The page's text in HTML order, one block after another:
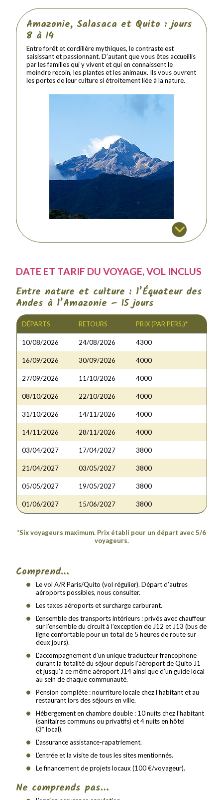
Amazonie, Salasaca et Quito : jours
8 à 14
Entre forêt et cordillère mythiques, le contraste est
saisissant et passionnant. D’autant que vous êtes accueillis
par les familles qui y vivent et qui en connaissent le
moindre recoin, les plantes et les animaux. Ils vous ouvrent
les portes de leur culture si étroitement liée à la nature.
DATE ET TARIF DU VOYAGE, VOL INCLUS
Entre nature et culture : l’Équateur des
Andes à l’Amazonie – 15 jours
DÉPARTS RETOURS PRIX (PAR PERS.)*
10/08/2026 24/08/2026 4300
16/09/2026 30/09/2026 4000
27/09/2026 11/10/2026 4000
08/10/2026 22/10/2026 4000
31/10/2026 14/11/2026 4000
14/11/2026 28/11/2026 4000
03/04/2027 17/04/2027 3800
21/04/2027 03/05/2027 3800
05/05/2027 19/05/2027 3800
01/06/2027 15/06/2027 3800
*Six voyageurs maximum. Prix établi pour un départ avec 5/6
voyageurs.
Comprend…
Le vol A/R Paris/Quito (vol régulier). Départ d’autres
aéroports possibles, nous consulter.
Les taxes aéroports et surcharge carburant.
L’ensemble des transports intérieurs : privés avec chauffeur
sur l’ensemble du circuit à l’exception de J12 et J13 (bus de
ligne confortable pour un total de 5 heures de route sur
deux jours).
L’accompagnement d’un unique traducteur francophone
durant la totalité du séjour depuis l’aéroport de Quito J1
et jusqu’à ce même aéroport J14 ainsi que d’un guide local
au sein de chaque communauté.
Pension complète : nourriture locale chez l’habitant et au
restaurant lors des séjours en ville.
Hébergement en chambre double : 10 nuits chez l’habitant
(sanitaires communs ou privatifs) et 4 nuits en hôtel
(3* local).
L’assurance assistance-rapatriement.
L’entrée et la visite de tous les sites mentionnés.
Le financement de projets locaux (100 €/voyageur).
Ne comprends pas…